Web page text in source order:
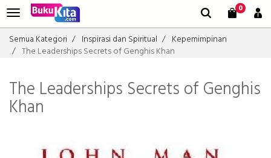
0
Semua Kategori Inspirasi dan Spiritual
Kepemimpinan
The Leaderships Secrets of Genghis Khan
The Leaderships Secrets of Genghis
Khan